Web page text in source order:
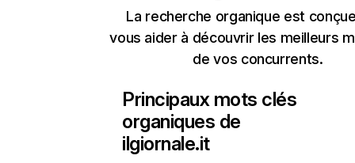
La recherche organique est
vous aider à découvrir les meilleurs
de vos concurrents.
Principaux mots clés
organiques de
ilgiornale.it